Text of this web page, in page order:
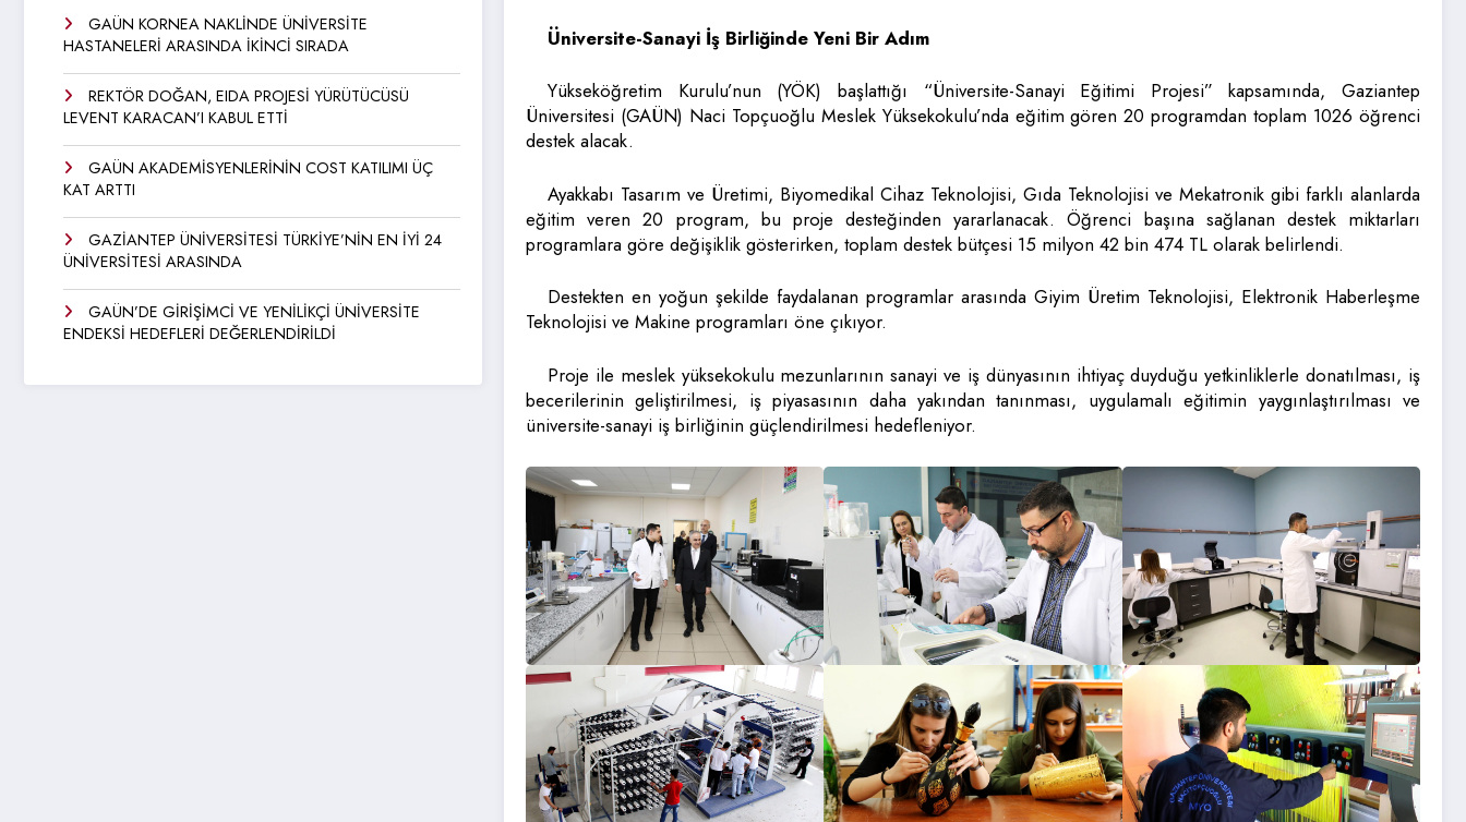
GAÜN KORNEA NAKLİNDE ÜNİVERSİTE
HASTANELERİ ARASINDA İKİNCİ SIRADA
REKTÖR DOĞAN, EIDA PROJESİ YÜRÜTÜCÜSÜ
LEVENT KARACAN’I KABUL ETTİ
GAÜN AKADEMİSYENLERİNİN COST KATILIMI ÜÇ
KAT ARTTI
GAZİANTEP ÜNİVERSİTESİ TÜRKİYE’NİN EN İYİ 24
ÜNİVERSİTESİ ARASINDA
GAÜN’DE GİRİŞİMCİ VE YENİLİKÇİ ÜNİVERSİTE
ENDEKSİ HEDEFLERİ DEĞERLENDİRİLDİ
Üniversite-Sanayi İş Birliğinde Yeni Bir Adım
Yükseköğretim Kurulu’nun (YÖK) başlattığı “Üniversite-Sanayi Eğitimi Projesi” kapsamında, Gaziantep
Üniversitesi (GAÜN) Naci Topçuoğlu Meslek Yüksekokulu’nda eğitim gören 20 programdan toplam 1026 öğrenci
destek alacak.
Ayakkabı Tasarım ve Üretimi, Biyomedikal Cihaz Teknolojisi, Gıda Teknolojisi ve Mekatronik gibi farklı alanlarda
eğitim veren 20 program, bu proje desteğinden yararlanacak. Öğrenci başına sağlanan destek miktarları
programlara göre değişiklik gösterirken, toplam destek bütçesi 15 milyon 42 bin 474 TL olarak belirlendi.
Destekten en yoğun şekilde faydalanan programlar arasında Giyim Üretim Teknolojisi, Elektronik Haberleşme
Teknolojisi ve Makine programları öne çıkıyor.
Proje ile meslek yüksekokulu mezunlarının sanayi ve iş dünyasının ihtiyaç duyduğu yetkinliklerle donatılması, iş
becerilerinin geliştirilmesi, iş piyasasının daha yakından tanınması, uygulamalı eğitimin yaygınlaştırılması ve
üniversite-sanayi iş birliğinin güçlendirilmesi hedefleniyor.